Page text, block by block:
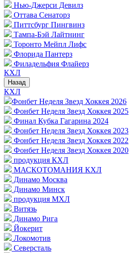
Нью-Джерси Девилз
Оттава Сенаторз
Питтсбург Пингвинз
Тампа-Бэй Лайтнинг
Торонто Мейпл Лифс
Флорида Пантерз
Филадельфия Флайерз
КХЛ
Назад
КХЛ
Фонбет Неделя Звезд Хоккея 2026
Фонбет Неделя Звезд Хоккея 2025
Финал Кубка Гагарина 2024
Фонбет Неделя Звезд Хоккея 2023
Фонбет Неделя Звезд Хоккея 2022
Фонбет Неделя Звезд Хоккея 2020
продукция КХЛ
МАСКОТОМАНИЯ КХЛ
Динамо Москва
Динамо Минск
продукция МХЛ
Витязь
Динамо Рига
Йокерит
Локомотив
Северсталь